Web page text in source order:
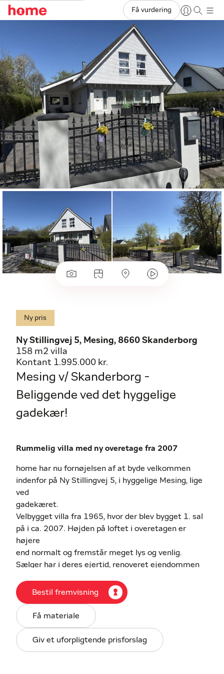
Få vurdering
Ny pris
Ny Stillingvej 5, Mesing, 8660 Skanderborg
158 m2 villa
Kontant 1.995.000 kr.
Mesing v/ Skanderborg -
Beliggende ved det hyggelige
gadekær!
Rummelig villa med ny overetage fra 2007
home har nu fornøjelsen af at byde velkommen
indenfor på Ny Stillingvej 5, i hyggelige Mesing, lige
ved
gadekæret.
Velbygget villa fra 1965, hvor der blev bygget 1. sal
på i ca. 2007. Højden på loftet i overetagen er
højere
end normalt og fremstår meget lys og venlig.
Sælger har i deres ejertid, renoveret ejendommen
nyt køkken, fliser, glatspartlede vægge, indkørsel
som er blevet belagt med fliser, elegant port/ låge i
smedjejern, som byder velkommen og mange andre
detaljer.
Du kommer indenfor i entreen og ind i gangen, som
Bestil fremvisning
Få materiale
Giv et uforpligtende prisforslag